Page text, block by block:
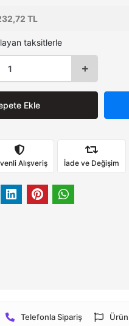
TL
taksitlerle
Ekle
Alışveriş İade ve Değişim
Telefonla Sipariş